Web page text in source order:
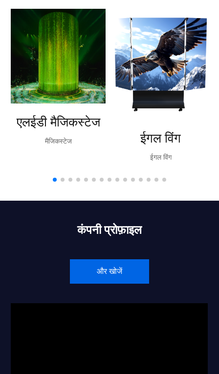
एलईडी मैजिकस्टेज
मैजिकस्टेज ईगल विंग
ईगल विंग
कंपनी प्रोफ़ाइल
और खोजें